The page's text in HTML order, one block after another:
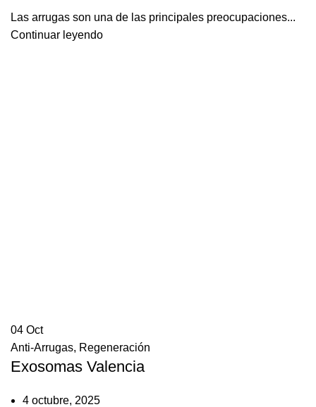
Las arrugas son una de las principales preocupaciones...
Continuar leyendo
04 Oct
Anti-Arrugas, Regeneración
Exosomas Valencia
4 octubre, 2025